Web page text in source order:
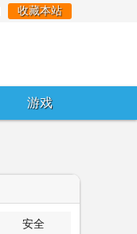
收藏本站
游戏
安全